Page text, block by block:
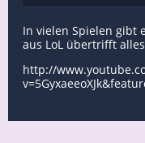
In vielen Spielen gibt
aus LoL übertrifft alles
http://